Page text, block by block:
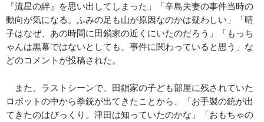
『流星の絆』を思い出してしまった」「辛島夫妻の事件当時の
動向が気になる。ふみの足も山が原因なのかは疑わしい」「晴
子はなぜ、あの時間に田鎖家の近くにいたのだろう」「もっち
ゃんは黒幕ではないとしても、事件に関わっていると思う」な
どのコメントが投稿された。
また、ラストシーンで、田鎖家の子ども部屋に残されていた
ロボットの中から拳銃が出てきたことから、「お手製の銃が出
てきたのはびっくり。津田は知っていたのかな」「おもちゃの